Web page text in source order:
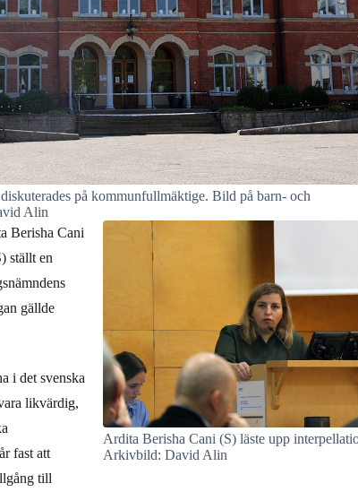
på kommunfullmäktige. Bild på barn- och
Alin
Ardita Berisha Cani (S) läste upp
Arkivbild: David Alin
Berisha Cani
ställt en
gällde
i det svenska
likvärdig,
fast att
till